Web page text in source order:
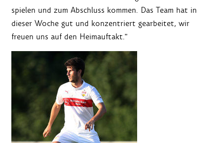
spielen und zum Abschluss kommen. Das Team hat in
dieser Woche gut und konzentriert gearbeitet, wir
freuen uns auf den Heimauftakt."